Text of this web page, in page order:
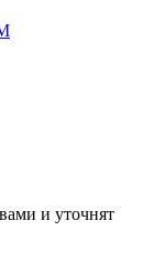
и уточнят